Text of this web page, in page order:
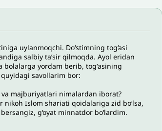
uylanmoqchi. Do‘stimning tog‘asi
salbiy ta’sir qilmoqda. Ayol eridan
bolalarga yordam berib, togʻasining
savollarim bor:
majburiyatlari nimalardan iborat?
Islom shariati qoidalariga zid bo‘lsa,
g‘oyat minnatdor bo‘lardim.